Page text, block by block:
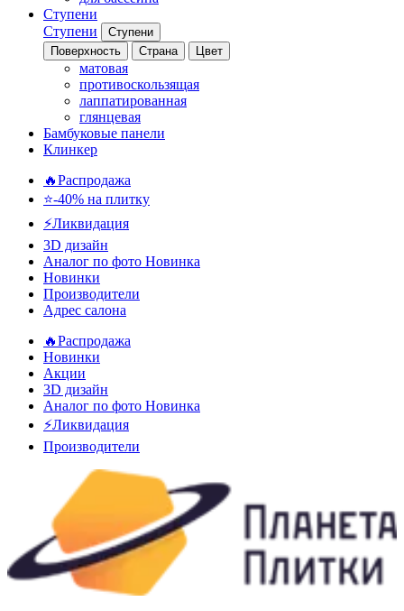
Ступени
Ступени
Ступени
Поверхность
Страна Цвет
матовая
противоскользящая
лаппатированная
глянцевая
Бамбуковые панели
Клинкер
🔥Распродажа
⭐-40% на плитку
⚡️Ликвидация
3D дизайн
Аналог по фото Новинка
Новинки
Производители
Адрес салона
🔥Распродажа
Новинки
Акции
3D дизайн
Аналог по фото Новинка
⚡Ликвидация
Производители